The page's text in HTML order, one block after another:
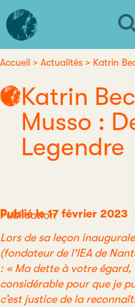
Aller
au
contenu
L'institut
d'études
avancées
de
d'Ariane
Accueil Actualités Katrin
Katrin
Musso :
Legendre
Publié le 17 février 2023
Catégorie
Publication
Lors de sa leçon
(fondateur de l'IEA de
: « Ma dette à votre
considérable pour que je
c’est justice de la